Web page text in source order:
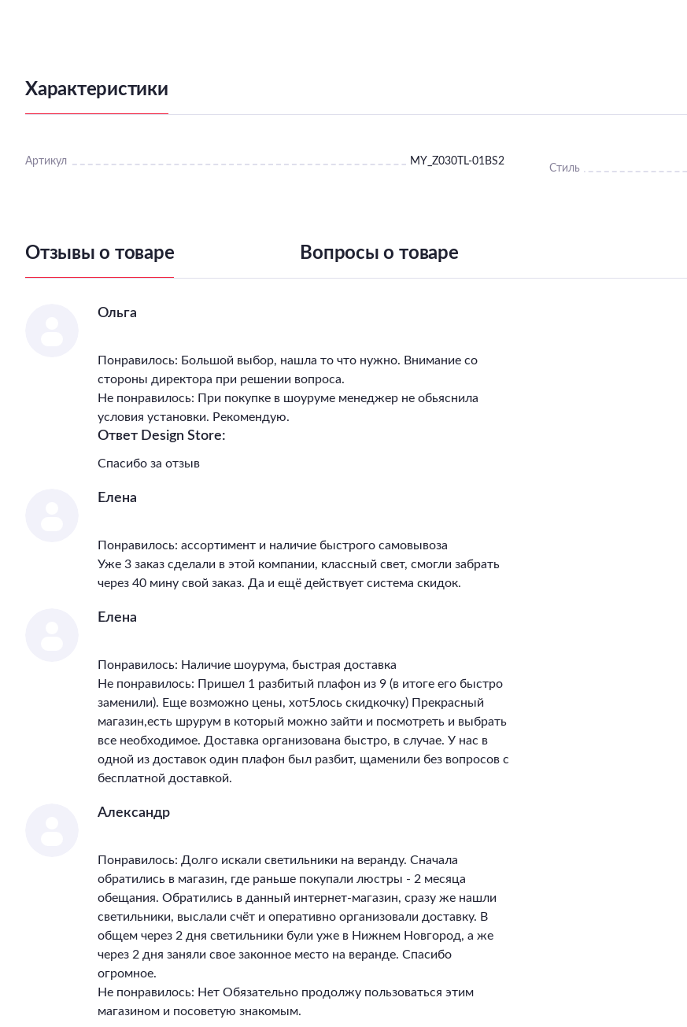
Характеристики
Артикул MY_Z030TL-01BS2
Стиль
Отзывы о товаре Вопросы о товаре
Ольга
Понравилось: Большой выбор, нашла то что нужно. Внимание со
стороны директора при решении вопроса.
Не понравилось: При покупке в шоуруме менеджер не обьяснила
условия установки. Рекомендую.
Ответ Design Store:
Спасибо за отзыв
Елена
Понравилось: ассортимент и наличие быстрого самовывоза
Уже 3 заказ сделали в этой компании, классный свет, смогли забрать
через 40 мину свой заказ. Да и ещё действует система скидок.
Елена
Понравилось: Наличие шоурума, быстрая доставка
Не понравилось: Пришел 1 разбитый плафон из 9 (в итоге его быстро
заменили). Еще возможно цены, хот5лось скидкочку) Прекрасный
магазин,есть шрурум в который можно зайти и посмотреть и выбрать
все необходимое. Доставка организована быстро, в случае. У нас в
одной из доставок один плафон был разбит, щаменили без вопросов с
бесплатной доставкой.
Александр
Понравилось: Долго искали светильники на веранду. Сначала
обратились в магазин, где раньше покупали люстры - 2 месяца
обещания. Обратились в данный интернет-магазин, сразу же нашли
светильники, выслали счёт и оперативно организовали доставку. В
общем через 2 дня светильники були уже в Нижнем Новгород, а же
через 2 дня заняли свое законное место на веранде. Спасибо
огромное.
Не понравилось: Нет Обязательно продолжу пользоваться этим
магазином и посоветую знакомым.